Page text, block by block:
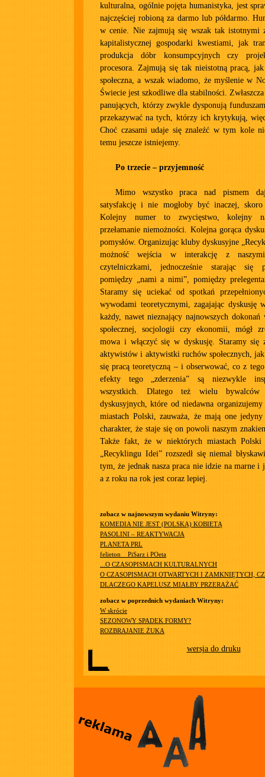
kulturalna, ogólnie pojęta humanistyka, jest
najczęściej robioną za darmo lub półdarmo.
w cenie. Nie zajmują się wszak tak istotnymi
kapitalistycznej gospodarki kwestiami, jak
produkcja dóbr konsumpcyjnych czy
procesora. Zajmują się tak nieistotną pracą,
społeczna, a wszak wiadomo, że myślenie w
Świecie jest szkodliwe dla stabilności.
panujących, którzy zwykle dysponują
przekazywać na tych, którzy ich krytykują,
Choć czasami udaje się znaleźć w tym kole
temu jeszcze istniejemy.
Po trzecie – przyjemność
Mimo wszystko praca nad pismem
satysfakcję i nie mogłoby być inaczej,
Kolejny numer to zwycięstwo, kolejny
przełamanie niemożności. Kolejna gorąca
pomysłów. Organizując kluby dyskusyjne
możność wejścia w interakcję z
czytelniczkami, jednocześnie starając się
pomiędzy „nami a nimi”, pomiędzy
Staramy się uciekać od spotkań
wywodami teoretycznymi, zagajając dyskusję
każdy, nawet nieznający najnowszych
społecznej, socjologii czy ekonomii, mógł
mowa i włączyć się w dyskusję. Staramy się
aktywistów i aktywistki ruchów społecznych,
się pracą teoretyczną – i obserwować, co z
efekty tego „zderzenia” są niezwykle
wszystkich. Dlatego też wielu bywalców
dyskusyjnych, które od niedawna
miastach Polski, zauważa, że mają one
charakter, że staje się on powoli naszym
Także fakt, że w niektórych miastach Polski
„Recyklingu Idei” rozszedł się niemal
tym, że jednak nasza praca nie idzie na marne i
a z roku na rok jest coraz lepiej.
zobacz w najnowszym wydaniu Witryny:
KOMEDIA NIE JEST (POLSKĄ) KOBIETĄ
PASOLINI – REAKTYWACJA
PLANETA PRL
felieton__PiSarz i POeta
...O CZASOPISMACH KULTURALNYCH
O CZASOPISMACH OTWARTYCH I ZAMKNIĘTYCH,
DLACZEGO KAPELUSZ MIAŁBY PRZERAŻAĆ
zobacz w poprzednich wydaniach Witryny:
W skrócie
SEZONOWY SPADEK FORMY?
ROZBRAJANIE ŻUKA
wersja do druku